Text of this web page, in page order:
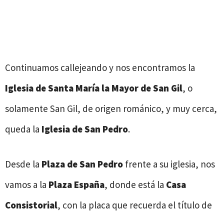
Continuamos callejeando y nos encontramos la
Iglesia de Santa María la Mayor de San Gil, o
solamente San Gil, de origen románico, y muy cerca,
queda la Iglesia de San Pedro.
Desde la Plaza de San Pedro frente a su iglesia, nos
vamos a la Plaza España, donde está la Casa
Consistorial, con la placa que recuerda el título de